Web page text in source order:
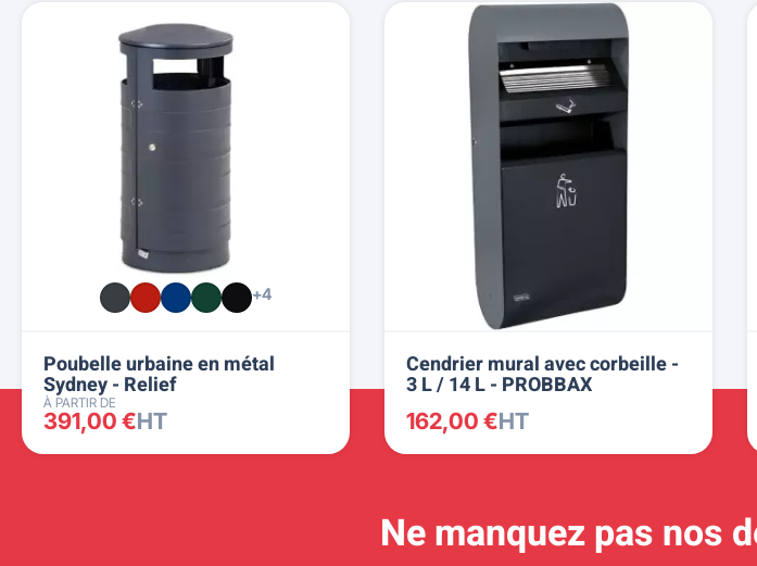
+4
Poubelle urbaine en métal
Sydney - Relief
À PARTIR DE
391,00 €HT
Cendrier mural avec corbeille -
3 L / 14 L - PROBBAX
162,00 €HT
Ne manquez pas nos